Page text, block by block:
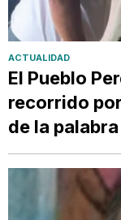
ACTUALIDAD
El Pueblo
recorrido
de la